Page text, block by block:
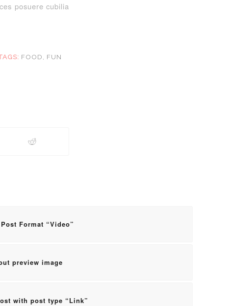
posuere cubilia
FOOD FUN
Format “Video”
preview image
with post type “Link”